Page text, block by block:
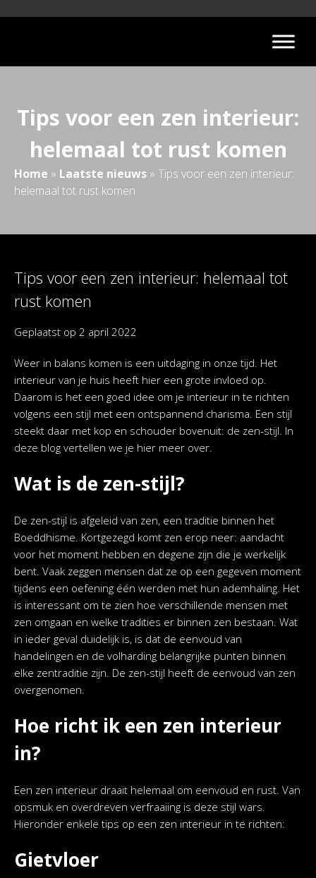
Tips voor een zen interieur:
helemaal tot rust komen
Home » Laatste nieuws » Tips voor een zen interieur:
helemaal tot rust komen
Tips voor een zen interieur: helemaal tot
rust komen
Geplaatst op 2 april 2022
Weer in balans komen is een uitdaging in onze tijd. Het
interieur van je huis heeft hier een grote invloed op.
Daarom is het een goed idee om je interieur in te richten
volgens een stijl met een ontspannend charisma. Een stijl
steekt daar met kop en schouder bovenuit: de zen-stijl. In
deze blog vertellen we je hier meer over.
Wat is de zen-stijl?
De zen-stijl is afgeleid van zen, een traditie binnen het
Boeddhisme. Kortgezegd komt zen erop neer: aandacht
voor het moment hebben en degene zijn die je werkelijk
bent. Vaak zeggen mensen dat ze op een gegeven moment
tijdens een oefening één werden met hun ademhaling. Het
is interessant om te zien hoe verschillende mensen met
zen omgaan en welke tradities er binnen zen bestaan. Wat
in ieder geval duidelijk is, is dat de eenvoud van
handelingen en de volharding belangrijke punten binnen
elke zentraditie zijn. De zen-stijl heeft de eenvoud van zen
overgenomen.
Hoe richt ik een zen interieur
in?
Een zen interieur draait helemaal om eenvoud en rust. Van
opsmuk en overdreven verfraaiing is deze stijl wars.
Hieronder enkele tips op een zen interieur in te richten:
Gietvloer